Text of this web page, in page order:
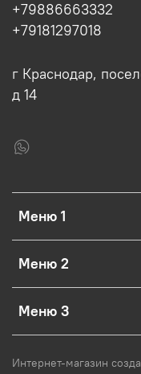
Меню 1
Меню 2
Меню 3
+79886663332
+79181297018
г Краснодар,
д 14
Интернет-магазин